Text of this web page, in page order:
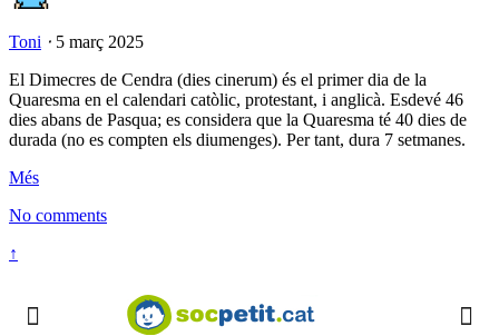
Toni ⋅ 5 març 2025
El Dimecres de Cendra (dies cinerum) és el primer dia de la
Quaresma en el calendari catòlic, protestant, i anglicà. Esdevé 46
dies abans de Pasqua; es considera que la Quaresma té 40 dies de
durada (no es compten els diumenges). Per tant, dura 7 setmanes.
Més
No comments
↑